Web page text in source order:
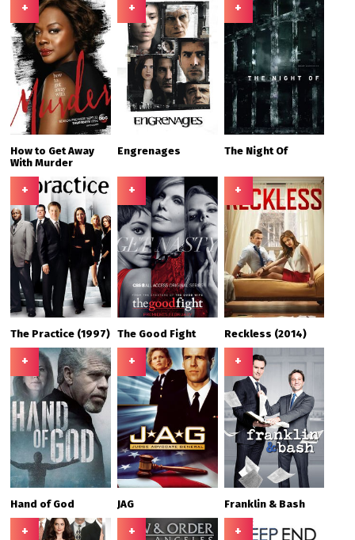
+
How to Get Away
With Murder
+
Engrenages
+
The Night Of
+
The Practice (1997)
+
The Good Fight
+
Reckless (2014)
+
Hand of God
+
JAG
+
Franklin & Bash
+ + +